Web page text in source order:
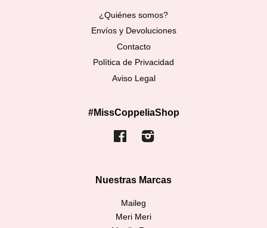
¿Quiénes somos?
Envíos y Devoluciones
Contacto
Política de Privacidad
Aviso Legal
#MissCoppeliaShop
FacebookInstagram
Nuestras Marcas
Maileg
Meri Meri